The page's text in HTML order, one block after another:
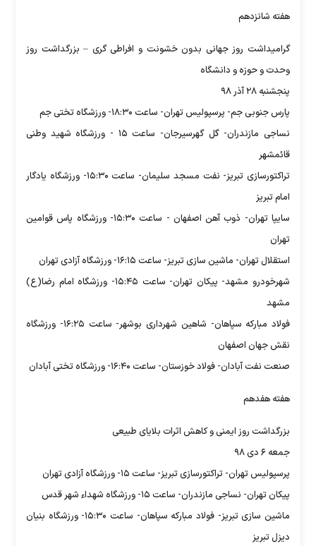
هفته شانزدهم
گرامیداشت روز جهانی بدون خشونت و افراطی گری – بزرگداشت روز
وحدت و حوزه و دانشگاه
پنجشنبه ۲۸ آذر ۹۸
پارس جنوبی جم- پرسپولیس تهران- ساعت ۱۸:۳۰- ورزشگاه تختی جم
نساجی مازندران- گل گهرسیرجان- ساعت ۱۵ - ورزشگاه شهید وطنی
قائمشهر
تراکتورسازی تبریز- نفت مسجد سلیمان- ساعت ۱۵:۳۰- ورزشگاه یادگار
امام تبریز
سایپا تهران- ذوب آهن اصفهان - ساعت ۱۵:۳۰- ورزشگاه پاس قوامین
تهران
استقلال تهران- ماشین سازی تبریز- ساعت ۱۶:۱۵- ورزشگاه آزادی تهران
شهرخودرو مشهد- پیکان تهران- ساعت ۱۵:۴۵- ورزشگاه امام رضا(ع)
مشهد
فولاد مبارکه سپاهان- شاهین شهرداری بوشهر- ساعت ۱۶:۲۵- ورزشگاه
نقش جهان اصفهان
صنعت نفت آبادان- فولاد خوزستان- ساعت ۱۶:۴۰- ورزشگاه تختی آبادان
هفته هفدهم
بزرگداشت روز ایمنی و کاهش اثرات بلایای طبیعی
جمعه ۶ دی ۹۸
پرسپولیس تهران- تراکتورسازی تبریز- ساعت ۱۵- ورزشگاه آزادی تهران
پیکان تهران- نساجی مازندران- ساعت ۱۵- ورزشگاه شهداء شهر قدس
ماشین سازی تبریز- فولاد مبارکه سپاهان- ساعت ۱۵:۳۰- ورزشگاه بنیان
دیزل تبریز